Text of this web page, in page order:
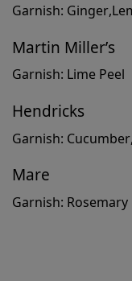
Garnish:
Martin Miller’s
Garnish: Lime Peel
Hendricks
Garnish:
Mare
Garnish: Rosemary